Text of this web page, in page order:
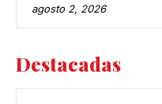
agosto 2, 2026
Destacadas